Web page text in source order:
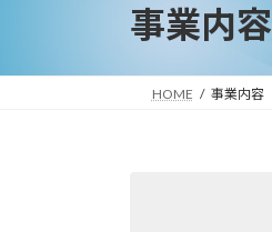
事業内容
HOME 事業内容